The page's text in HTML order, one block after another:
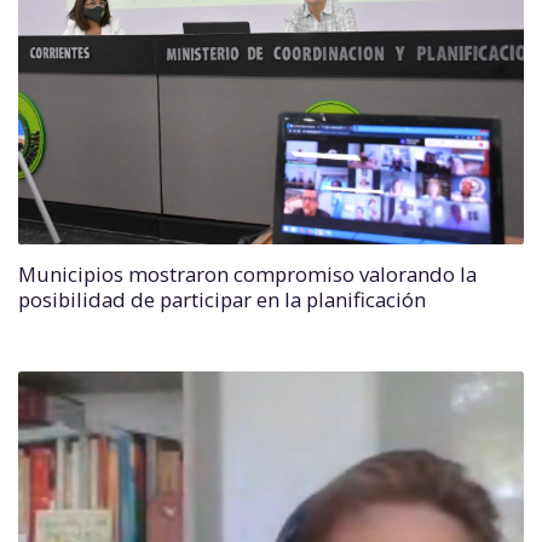
Municipios mostraron compromiso valorando la
posibilidad de participar en la planificación